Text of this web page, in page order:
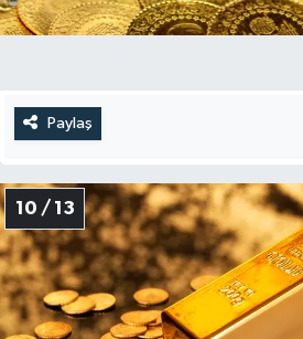
Paylaş
10 / 13